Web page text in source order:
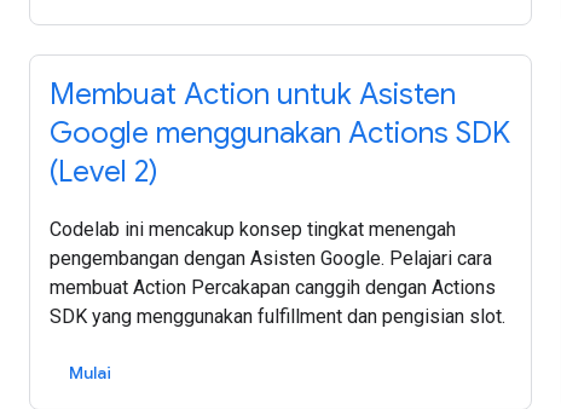
Membuat Action untuk Asisten
Google menggunakan Actions SDK
(Level 2)
Codelab ini mencakup konsep tingkat menengah
pengembangan dengan Asisten Google. Pelajari cara
membuat Action Percakapan canggih dengan Actions
SDK yang menggunakan fulfillment dan pengisian slot.
Mulai